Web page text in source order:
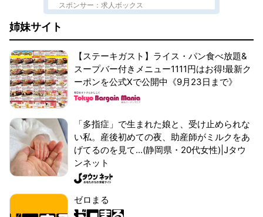
スポンサー：求人ボックス
姉妹サイト
【ステーキガスト】ライス・パン食べ放題&
スープバー付きメニュー1111円はお得!最新ク
ーポンを公式Xで公開中《9月23日まで》
「多指症」で生まれた娘と、受け止められな
い私。産後初めての夜、助産師がミルクをあ
げてるのを見て...(静岡県・20代女性)|Jタウ
ンネット
ゼロまる